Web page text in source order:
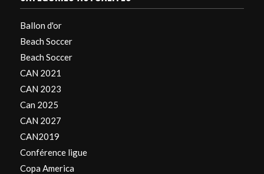
Ballon d'or
Beach Soccer
Beach Soccer
CAN 2021
CAN 2023
Can 2025
CAN 2027
CAN2019
Conférence ligue
Copa America